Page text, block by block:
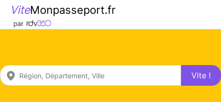
ViteMonpasseport.fr
Vite !